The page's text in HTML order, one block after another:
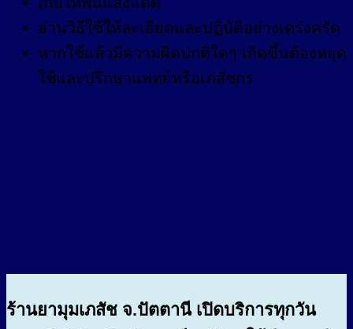
อ่านวิธีใช้ให้ละเอียดและปฏิบัติอย่างเคร่งครัด
หากใช้แล้วมีความผิดปกติใดๆ เกิดขึ้นต้องหยุด
ใช้และปรึกษาแพทย์หรือเภสัชกร
ร้านยามุมเภสัช จ.ปัตตานี เปิดบริการทุกวัน